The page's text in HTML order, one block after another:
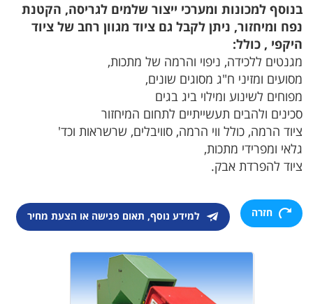
פבנוסף למכונות ומערכי ייצור שלמים לגריסה, הקטנת
נפח ומיחזור, ניתן לקבל גם ציוד מגוון רחב של ציוד
היקפי , כולל:
מגנטים ללכידה, ניפוי והרמה של מתכות,
מסועים ומזיני ח"ג מסוגים שונים,
מפוחים לשינוע ומילוי ביג בגים
סכינים ולהבים תעשייתיים לתחום המיחזור
ציוד הרמה, כולל ווי הרמה, סוויבלים, שרשראות וכד'
גלאי ומפרידי מתכות,
ציוד להפרדת אבק.
חזרה למידע נוסף, תאום פגישה או הצעת מחיר
ת